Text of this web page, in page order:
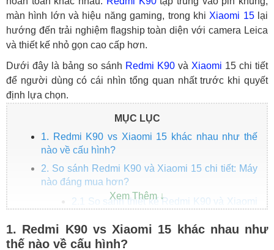
màn hình lớn và hiệu năng gaming, trong khi Xiaomi 15lại
hướng đến trải nghiệm flagship toàn diện với camera Leica
và thiết kế nhỏ gọn cao cấp hơn.
Dưới đây là bảng so sánh Redmi K90 và Xiaomi 15 chi tiết
để người dùng có cái nhìn tổng quan nhất trước khi quyết
định lựa chọn.
MỤC LỤC
1. Redmi K90 vs Xiaomi 15 khác nhau như thế
nào về cấu hình?
2. So sánh Redmi K90 và Xiaomi 15 chi tiết: Máy
nào đáng mua hơn?
2.1 So sánh thiết kế Redmi K90 và Xiaomi
2.2 So sánh màn hình Redmi K90 và
Xiaomi 15
1. Redmi K90 vs Xiaomi 15 khác nhau như
thế nào về cấu hình?